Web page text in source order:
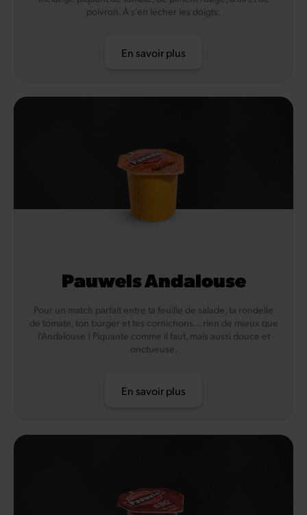
poivron. À s'en lécher les doigts.
En savoir plus
Pauwels Andalouse
Pour un match parfait entre ta feuille de salade, ta rondelle
de tomate, ton burger et tes cornichons… rien de mieux que
l’Andalouse ! Piquante comme il faut, mais aussi douce et
onctueuse.
En savoir plus